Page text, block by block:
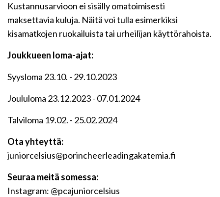
Kustannusarvioon ei sisälly omatoimisesti
maksettavia kuluja. Näitä voi tulla esimerkiksi
kisamatkojen ruokailuista tai urheilijan käyttörahoista.
Joukkueen loma-ajat:
Syysloma 23.10. - 29.10.2023
Joululoma 23.12.2023 - 07.01.2024
Talviloma 19.02. - 25.02.2024
Ota yhteyttä:
juniorcelsius@porincheerleadingakatemia.fi
Seuraa meitä somessa:
Instagram: @pcajuniorcelsius